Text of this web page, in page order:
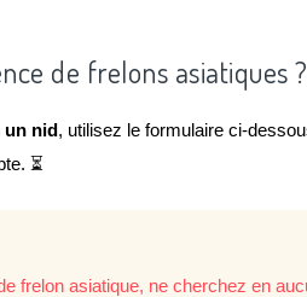
de frelons asiatiques
un nid, utilisez le formulaire ci-
⏳
frelon asiatique, ne cherchez en